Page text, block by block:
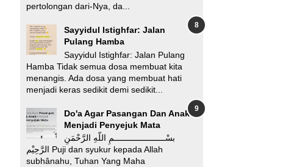
pertolongan dari-Nya, da...
Sayyidul Istighfar: Jalan
Pulang Hamba
Sayyidul Istighfar: Jalan Pulang
Hamba Tidak semua dosa membuat kita
menangis. Ada dosa yang membuat hati
menjadi keras sedikit demi sedikit...
Do'a Agar Pasangan Dan Anak
Menjadi Penyejuk Mata
بسْـــــــــــــــــــــمِ اللّهِ الرَّحْمَنِ
الرَّحِيْم Puji dan syukur kepada Allah
subhânahu, Tuhan Yang Maha